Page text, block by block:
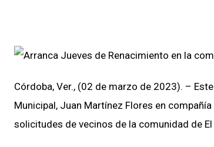
Córdoba, Ver., (02 de marzo de 2023). –
Municipal, Juan Martínez Flores en
solicitudes de vecinos de la comunidad de